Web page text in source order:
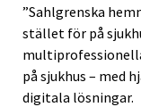
”Sahlgrenska
stället för på
på sjukhus – med
digitala lösningar.